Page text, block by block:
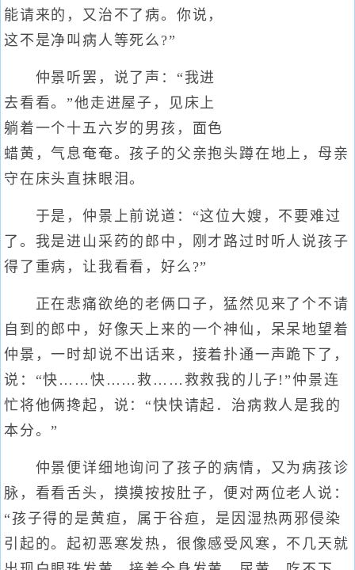
能请来的，又治不了病。你说，
这不是净叫病人等死么?”
仲景听罢，说了声：“我进
去看看。”他走进屋子，见床上
躺着一个十五六岁的男孩，面色
蜡黄，气息奄奄。孩子的父亲抱头蹲在地上，母亲
守在床头直抹眼泪。
于是，仲景上前说道：“这位大嫂，不要难过
了。我是进山采药的郎中，刚才路过时听人说孩子
得了重病，让我看看，好么?”
正在悲痛欲绝的老俩口子，猛然见来了个不请
自到的郎中，好像天上来的一个神仙，呆呆地望着
仲景，一时却说不出话来，接着扑通一声跪下了，
说：“快……快……救……救救我的儿子!”仲景连
忙将他俩搀起，说：“快快请起．治病救人是我的
本分。”
仲景便详细地询问了孩子的病情，又为病孩诊
脉，看看舌头，摸摸按按肚子，便对两位老人说：
“孩子得的是黄疸，属于谷疸，是因湿热两邪侵染
引起的。起初恶寒发热，很像感受风寒，不几天就